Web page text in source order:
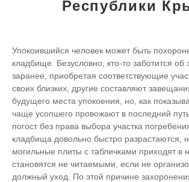
Республики
Упокоившийся человек может быть
кладбище. Безусловно, кто-то заботится об
заранее, приобретая соответствующие
своих близких, другие составляют
будущего места упокоения, но, как
чаще усопшего провожают в последний
погост без права выбора участка
кладбища довольно быстро разрастаются,
могильные плиты с табличками приходят в
становятся не читаемыми, если не
должный уход. По этой причине